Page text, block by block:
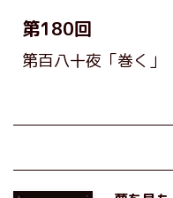
第180回
第百八十夜「巻く」